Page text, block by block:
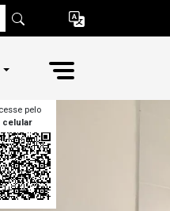
pelo
celular